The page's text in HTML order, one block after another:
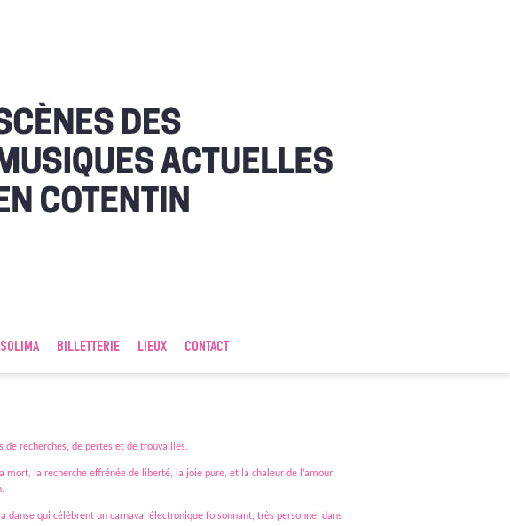
SOLIMA BILLETTERIE LIEUX CONTACT
de recherches, de pertes et de trouvailles.
mort, la recherche effrénée de liberté, la joie pure, et la chaleur de l’amour
danse qui célèbrent un carnaval électronique foisonnant, très personnel dans